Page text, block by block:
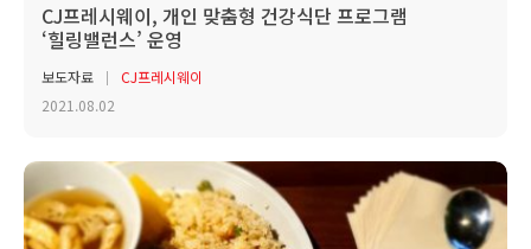
CJ프레시웨이, 개인 맞춤형 건강식단 프로그램
‘힐링밸런스’ 운영
보도자료
CJ프레시웨이
2021.08.02